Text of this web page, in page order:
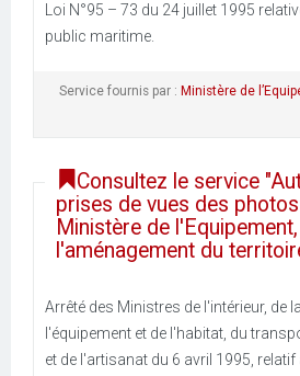
Loi N°95 – 73 du 24 juillet 1995
public maritime.
Service fournis par : Ministère de
Consultez le service
prises de vues des
Ministère de
l'aménagement du
Arrêté des Ministres de l'intérieur, de
l'équipement et de l'habitat, du
et de l'artisanat du 6 avril 1995,